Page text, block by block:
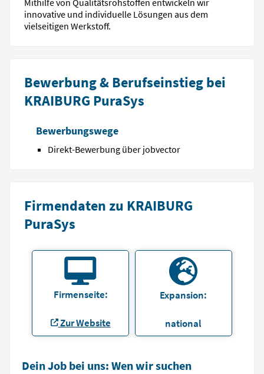
Mithilfe von Qualitätsrohstoffen entwickeln wir
innovative und individuelle Lösungen aus dem
vielseitigen Werkstoff.
Bewerbung & Berufseinstieg bei
KRAIBURG PuraSys
Bewerbungswege
Direkt-Bewerbung über jobvector
Firmendaten zu KRAIBURG
PuraSys
Firmenseite:
Zur Website
Expansion:
national
Dein Job bei uns: Wen wir suchen